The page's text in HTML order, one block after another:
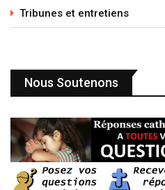
Tribunes et entretiens
Nous Soutenons